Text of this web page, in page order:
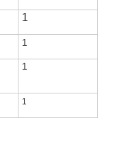
1
1
1
1